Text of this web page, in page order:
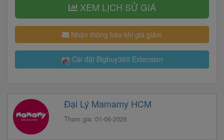
XEM LỊCH SỬ GIÁ
Nhận thông báo khi giá giảm
Cài đặt Bigbuy360 Extension
Đại Lý Mamamy HCM
Tham gia: 01-06-2026